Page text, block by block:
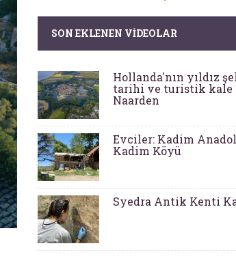
SON EKLENEN VIDEOLAR
Hollanda'nın yıldız
tarihi ve turistik kale
Naarden
Evciler: Kadim
Kadim Köyü
Syedra Antik Kenti